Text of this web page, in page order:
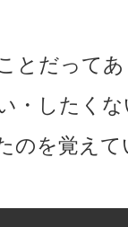
とだって
・したく
のを覚え